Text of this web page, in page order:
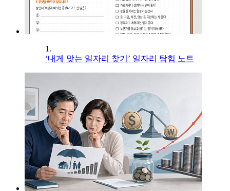
1.
‘내게 맞는 일자리 찾기’ 일자리 탐험 노트